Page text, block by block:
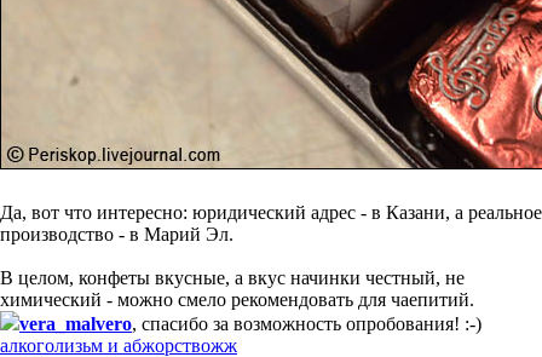
Да, вот что интересно: юридический адрес - в Казани, а реальное
производство - в Марий Эл.
В целом, конфеты вкусные, а вкус начинки честный, не
химический - можно смело рекомендовать для чаепитий.
vera_malvero, спасибо за возможность опробования! :-)
алкоголизьм и абжорствожж